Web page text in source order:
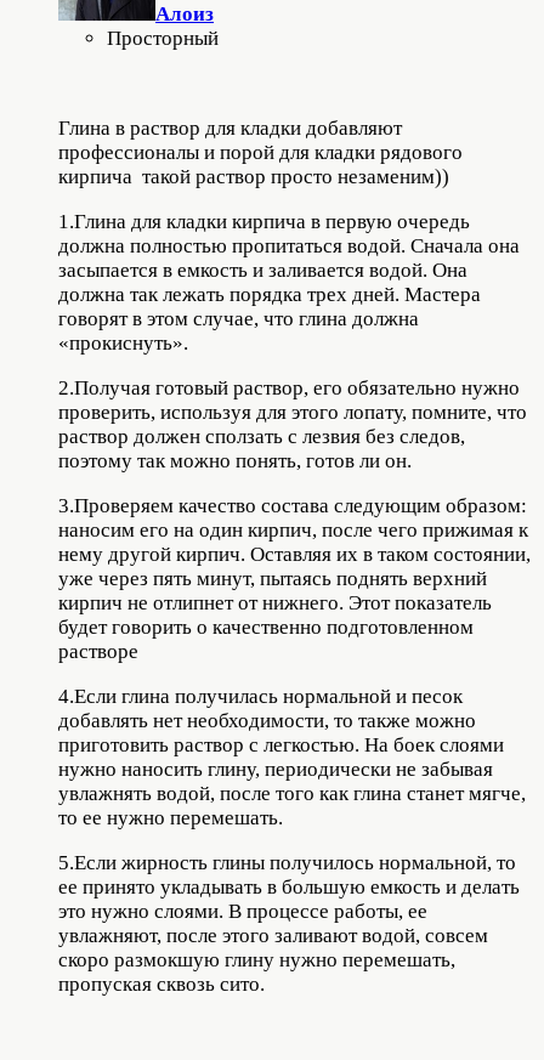
Алоиз
Просторный
Глина в раствор для кладки добавляют
профессионалы и порой для кладки рядового
кирпича такой раствор просто незаменим))
1.Глина для кладки кирпича в первую очередь
должна полностью пропитаться водой. Сначала она
засыпается в емкость и заливается водой. Она
должна так лежать порядка трех дней. Мастера
говорят в этом случае, что глина должна
«прокиснуть».
2.Получая готовый раствор, его обязательно нужно
проверить, используя для этого лопату, помните, что
раствор должен сползать с лезвия без следов,
поэтому так можно понять, готов ли он.
3.Проверяем качество состава следующим образом:
наносим его на один кирпич, после чего прижимая к
нему другой кирпич. Оставляя их в таком состоянии,
уже через пять минут, пытаясь поднять верхний
кирпич не отлипнет от нижнего. Этот показатель
будет говорить о качественно подготовленном
растворе
4.Если глина получилась нормальной и песок
добавлять нет необходимости, то также можно
приготовить раствор с легкостью. На боек слоями
нужно наносить глину, периодически не забывая
увлажнять водой, после того как глина станет мягче,
то ее нужно перемешать.
5.Если жирность глины получилось нормальной, то
ее принято укладывать в большую емкость и делать
это нужно слоями. В процессе работы, ее
увлажняют, после этого заливают водой, совсем
скоро размокшую глину нужно перемешать,
пропуская сквозь сито.